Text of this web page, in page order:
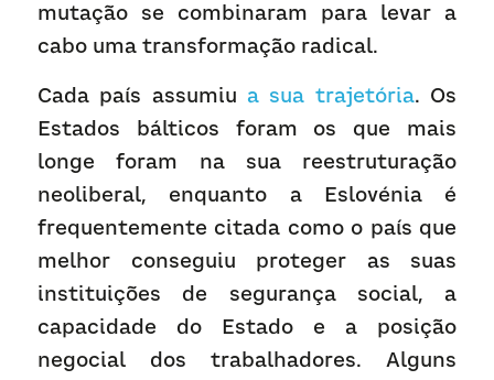
mutação se combinaram para levar a
cabo uma transformação radical.
Cada país assumiu a sua trajetória. Os
Estados bálticos foram os que mais
longe foram na sua reestruturação
neoliberal, enquanto a Eslovénia é
frequentemente citada como o país que
melhor conseguiu proteger as suas
instituições de segurança social, a
capacidade do Estado e a posição
negocial dos trabalhadores. Alguns